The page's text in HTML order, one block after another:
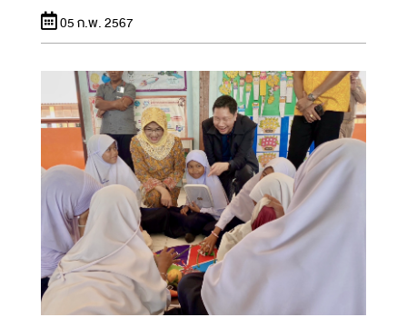
05 ก.พ. 2567